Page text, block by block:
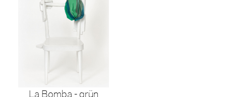
La Bomba - grün